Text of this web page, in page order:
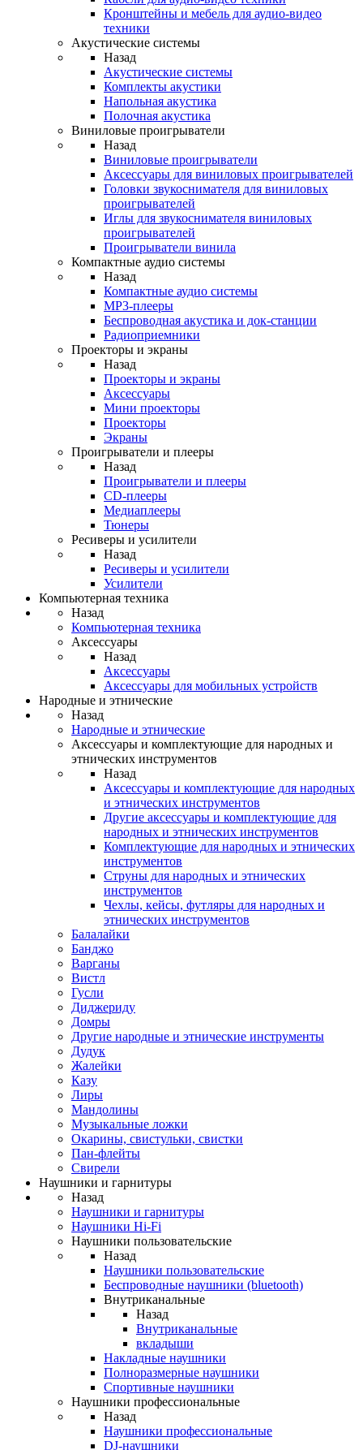
Кронштейны и мебель для аудио-видео
техники
Акустические системы
Назад
Акустические системы
Комплекты акустики
Напольная акустика
Полочная акустика
Виниловые проигрыватели
Назад
Виниловые проигрыватели
Аксессуары для виниловых проигрывателей
Головки звукоснимателя для виниловых
проигрывателей
Иглы для звукоснимателя виниловых
проигрывателей
Проигрыватели винила
Компактные аудио системы
Назад
Компактные аудио системы
MP3-плееры
Беспроводная акустика и док-станции
Радиоприемники
Проекторы и экраны
Назад
Проекторы и экраны
Аксессуары
Мини проекторы
Проекторы
Экраны
Проигрыватели и плееры
Назад
Проигрыватели и плееры
CD-плееры
Медиаплееры
Тюнеры
Ресиверы и усилители
Назад
Ресиверы и усилители
Усилители
Компьютерная техника
Назад
Компьютерная техника
Аксессуары
Назад
Аксессуары
Аксессуары для мобильных устройств
Народные и этнические
Назад
Народные и этнические
Аксессуары и комплектующие для народных и
этнических инструментов
Назад
Аксессуары и комплектующие для народных
и этнических инструментов
Другие аксессуары и комплектующие для
народных и этнических инструментов
Комплектующие для народных и этнических
инструментов
Струны для народных и этнических
инструментов
Чехлы, кейсы, футляры для народных и
этнических инструментов
Балалайки
Банджо
Варганы
Вистл
Гусли
Диджериду
Домры
Другие народные и этнические инструменты
Дудук
Жалейки
Казу
Лиры
Мандолины
Музыкальные ложки
Окарины, свистульки, свистки
Пан-флейты
Свирели
Наушники и гарнитуры
Назад
Наушники и гарнитуры
Наушники Hi-Fi
Наушники пользовательские
Назад
Наушники пользовательские
Беспроводные наушники (bluetooth)
Внутриканальные
Назад
Внутриканальные
вкладыши
Накладные наушники
Полноразмерные наушники
Спортивные наушники
Наушники профессиональные
Назад
Наушники профессиональные
DJ-наушники